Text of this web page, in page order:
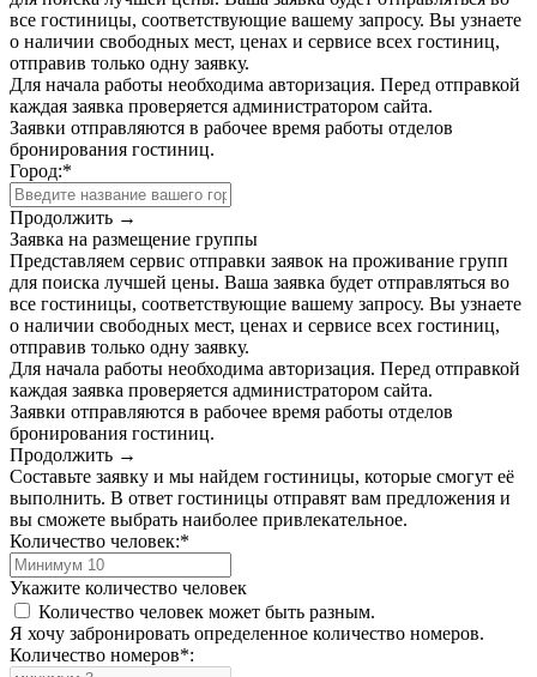
все гостиницы, соответствующие вашему запросу. Вы узнаете
о наличии свободных мест, ценах и сервисе всех гостиниц,
отправив только одну заявку.
Для начала работы необходима авторизация. Перед отправкой
каждая заявка проверяется администратором сайта.
Заявки отправляются в рабочее время работы отделов
бронирования гостиниц.
Город:*
Продолжить →
Заявка на размещение группы
Представляем сервис отправки заявок на проживание групп
для поиска лучшей цены. Ваша заявка будет отправляться во
все гостиницы, соответствующие вашему запросу. Вы узнаете
о наличии свободных мест, ценах и сервисе всех гостиниц,
отправив только одну заявку.
Для начала работы необходима авторизация. Перед отправкой
каждая заявка проверяется администратором сайта.
Заявки отправляются в рабочее время работы отделов
бронирования гостиниц.
Продолжить →
Составьте заявку и мы найдем гостиницы, которые смогут её
выполнить. В ответ гостиницы отправят вам предложения и
вы сможете выбрать наиболее привлекательное.
Количество человек:*
Укажите количество человек
Количество человек может быть разным.
Я хочу забронировать определенное количество номеров.
Количество номеров*: